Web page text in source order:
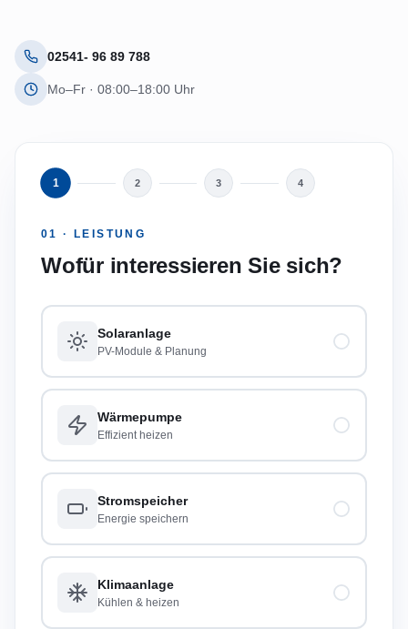
02541- 96 89 788
Mo–Fr · 08:00–18:00 Uhr
1 2 3 4
01 · LEISTUNG
Wofür interessieren Sie sich?
Solaranlage
PV-Module & Planung
Wärmepumpe
Effizient heizen
Stromspeicher
Energie speichern
Klimaanlage
Kühlen & heizen